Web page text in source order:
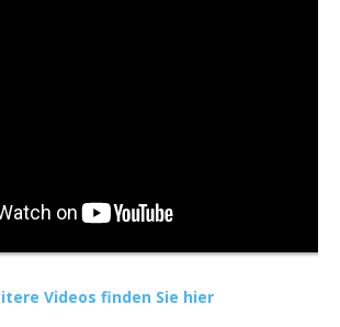
Videos finden Sie hier